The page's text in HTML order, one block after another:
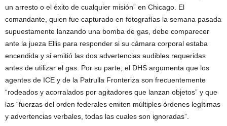
un arresto o el éxito de cualquier misión” en Chicago. El
comandante, quien fue capturado en fotografías la semana pasada
supuestamente lanzando una bomba de gas, debe comparecer
ante la jueza Ellis para responder si su cámara corporal estaba
encendida y si emitió las dos advertencias audibles requeridas
antes de utilizar el gas. Por su parte, el DHS argumenta que los
agentes de ICE y de la Patrulla Fronteriza son frecuentemente
“rodeados y acorralados por agitadores que lanzan objetos” y que
las “fuerzas del orden federales emiten múltiples órdenes legítimas
y advertencias verbales, todas las cuales son ignoradas”.